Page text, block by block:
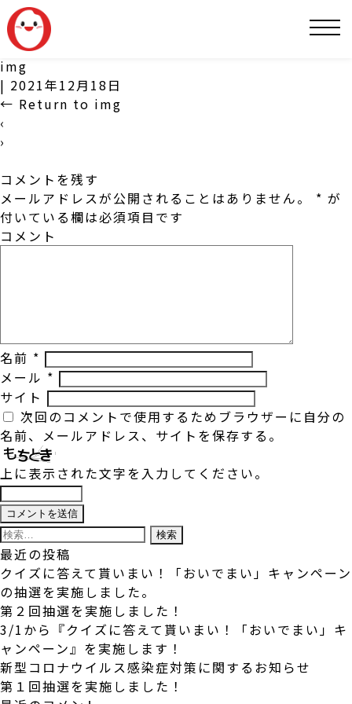
img
| 2021年12月18日
← Return to img
‹
›
コメントを残す
メールアドレスが公開されることはありません。
* が
付いている欄は必須項目です
コメント
名前 *
メール *
サイト
次回のコメントで使用するためブラウザーに自分の
名前、メールアドレス、サイトを保存する。
上に表示された文字を入力してください。
検
索:
最近の投稿
クイズに答えて貰いまい！「おいでまい」キャンペーン
の抽選を実施しました。
第２回抽選を実施しました！
3/1から『クイズに答えて貰いまい！「おいでまい」キ
ャンペーン』を実施します！
新型コロナウイルス感染症対策に関するお知らせ
第１回抽選を実施しました！